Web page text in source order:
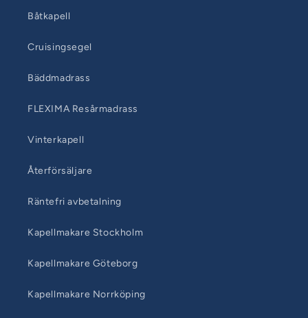
Båtkapell
Cruisingsegel
Bäddmadrass
FLEXIMA Resårmadrass
Vinterkapell
Återförsäljare
Räntefri avbetalning
Kapellmakare Stockholm
Kapellmakare Göteborg
Kapellmakare Norrköping